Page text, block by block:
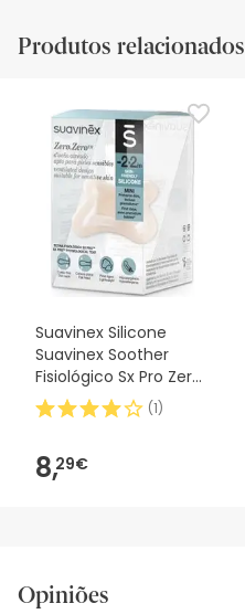
Produtos relacionados
Suavinex Silicone
Suavinex Soother
Fisiológico Sx Pro Zero
2m 1 peça
(1)
8,29€
Opiniões